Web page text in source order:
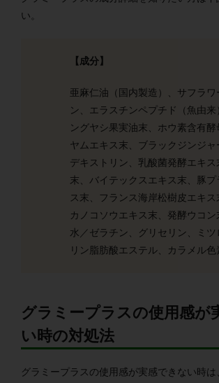
い。
【成分】
亜麻仁油（国内製造）、サフラワ
ン、エラスチンペプチド（魚由
ングヤシ果実油末、ホウ素含有酵
ヤムエキス末、ブラックジンジャ
デキストリン、乳酸菌発酵エキス
末、バイテックスエキス末、豚プ
ス末、フランス海岸松樹皮エキス
カノコソウエキス末、発酵ウコ
水／ゼラチン、グリセリン、ミツ
リン脂肪酸エステル、カラメル色
グラミープラスの使用感が
い時の対処法
グラミープラスの使用感が実感できない時は